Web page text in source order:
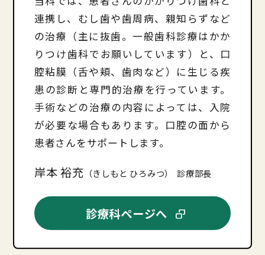
連携し、むし歯や歯周病、親知らずなど
の治療（主に抜歯。一般歯科診療はかか
りつけ歯科でお願いしています）と、口
腔粘膜（舌や頬、歯肉など）に生じる疾
患の診断と専門的治療を行っています。
手術などの治療の内容によっては、入院
が必要な場合もあります。口腔の面から
患者さんをサポートします。
岸本 裕充 （きしもと ひろみつ） 診療部長
診療科ページへ